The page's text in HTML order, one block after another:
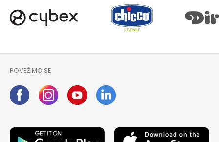
POVEŽIMO SE